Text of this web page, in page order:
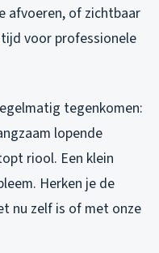
of zichtbaar
voor professionele
tegenkomen:
lopende
riool. Een klein
Herken je de
nu zelf is of met onze